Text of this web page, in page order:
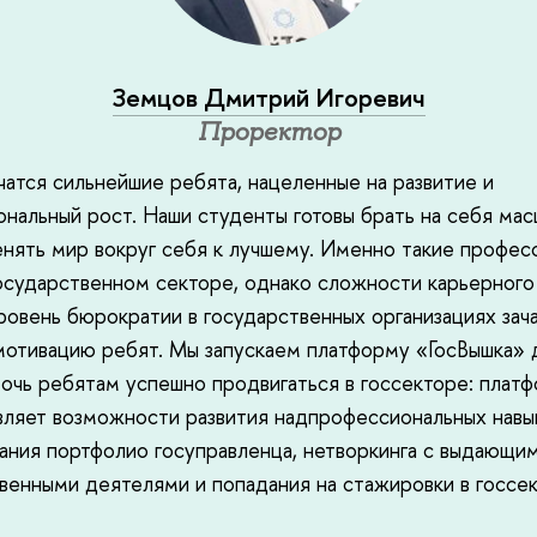
Земцов Дмитрий Игоревич
Проректор
сильнейшие ребята, нацеленные на развитие и
рост. Наши студенты готовы брать на себя
мир вокруг себя к лучшему. Именно такие
секторе, однако сложности
бюрократии в государственных организациях
ребят. Мы запускаем платформу «ГосВышка»
ребятам успешно продвигаться в госсекторе:
возможности развития надпрофессиональных
портфолио госуправленца, нетворкинга с
деятелями и попадания на стажировки в